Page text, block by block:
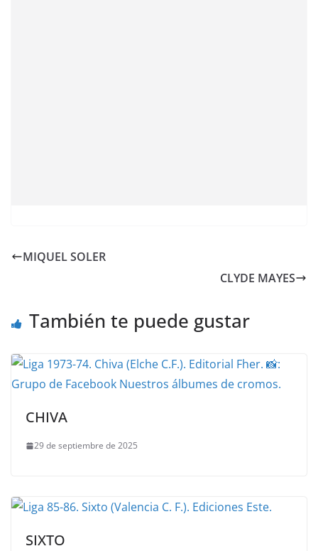
MIQUEL SOLER
CLYDE MAYES
También te puede gustar
CHIVA
29 de septiembre de 2025
SIXTO